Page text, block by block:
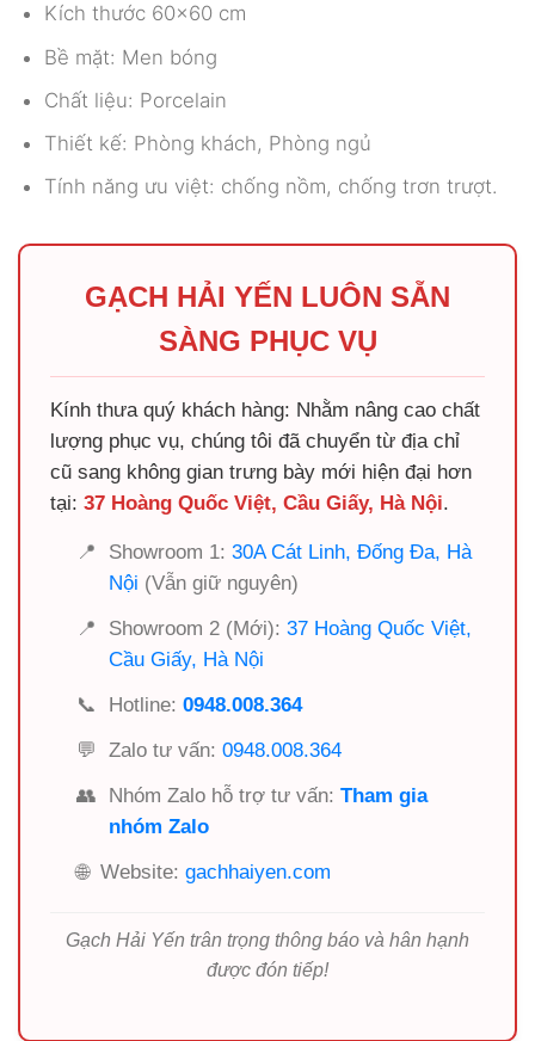
Kích thước 60×60 cm
Bề mặt: Men bóng
Chất liệu: Porcelain
Thiết kế: Phòng khách, Phòng ngủ
Tính năng ưu việt: chống nồm, chống trơn trượt.
GẠCH HẢI YẾN LUÔN SẴN
SÀNG PHỤC VỤ
Kính thưa quý khách hàng: Nhằm nâng cao chất
lượng phục vụ, chúng tôi đã chuyển từ địa chỉ
cũ sang không gian trưng bày mới hiện đại hơn
tại: 37 Hoàng Quốc Việt, Cầu Giấy, Hà Nội.
📍 Showroom 1: 30A Cát Linh, Đống Đa, Hà
Nội (Vẫn giữ nguyên)
📍
Showroom 2 (Mới): 37 Hoàng Quốc Việt,
Cầu Giấy, Hà Nội
📞
Hotline: 0948.008.364
💬
Zalo tư vấn: 0948.008.364
👥
Nhóm Zalo hỗ trợ tư vấn: Tham gia
nhóm Zalo
🌐 Website: gachhaiyen.com
Gạch Hải Yến trân trọng thông báo và hân hạnh
được đón tiếp!